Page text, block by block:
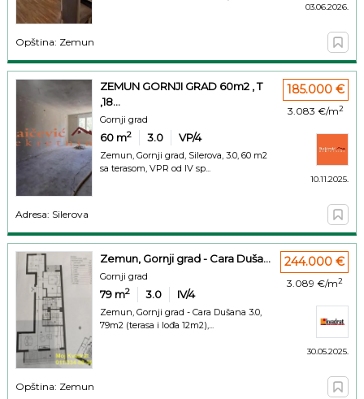
03.06.2026.
Opština: Zemun
ZEMUN GORNJI GRAD 60m2 , T
,18...
Gornji grad
60 m2 3.0 VP/4
Zemun, Gornji grad, Silerova, 3.0, 60 m2
sa terasom, VPR od IV sp...
185.000 €
3.083 €/m2
10.11.2025.
Adresa: Silerova
Zemun, Gornji grad - Cara Duša...
Gornji grad
79 m2 3.0 IV/4
Zemun, Gornji grad - Cara Dušana 3.0,
79m2 (terasa i lođa 12m2),...
244.000 €
3.089 €/m2
30.05.2025.
Opština: Zemun